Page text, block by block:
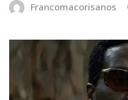
Francomacorisanos